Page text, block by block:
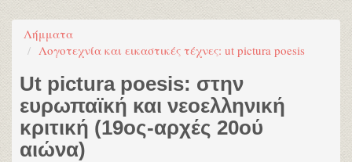
Λήμματα
Λογοτεχνία και εικαστικές τέχνες: ut pictura poesis
Ut pictura poesis: στην
ευρωπαϊκή και νεοελληνική
κριτική (19ος-αρχές 20ού
αιώνα)